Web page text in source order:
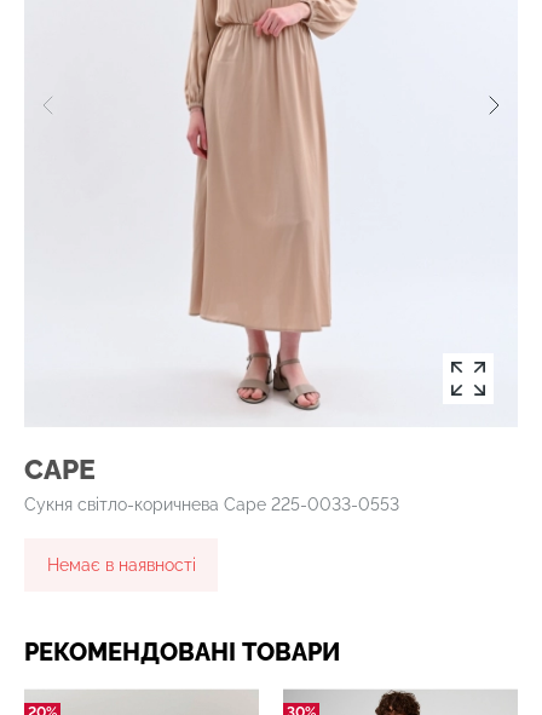
CAPE
Сукня світло-коричнева Cape 225-0033-0553
Немає в наявності
РЕКОМЕНДОВАНІ ТОВАРИ